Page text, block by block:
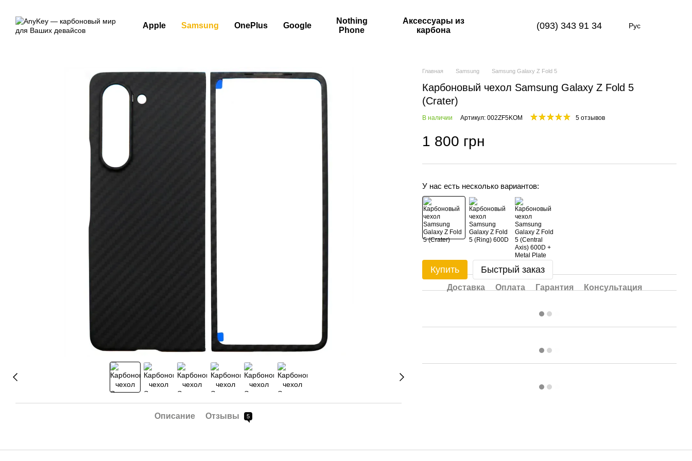
Apple Samsung OnePlus Google
Nothing
Phone
Аксессуары из
карбона
(093) 343 91 34 Рус
Описание Отзывы 5
Главная Samsung Samsung Galaxy Z Fold 5
Карбоновый чехол Samsung Galaxy Z Fold 5
(Crater)
В наличии Артикул: 002ZF5KOM 5 отзывов
1 800 грн
У нас есть несколько вариантов:
Купить Быстрый заказ
Доставка Оплата Гарантия Консультация